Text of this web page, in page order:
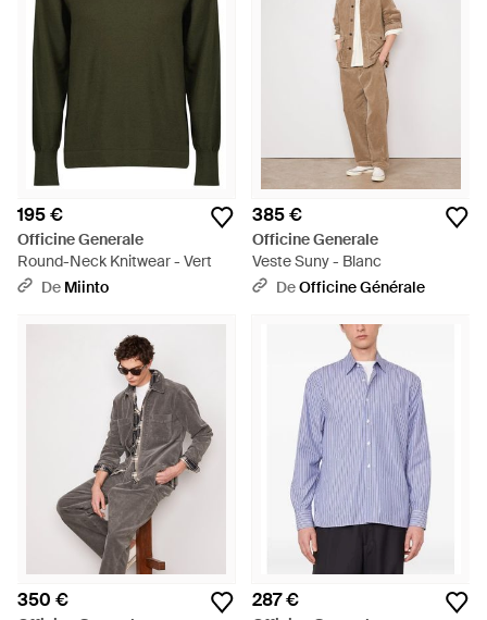
195 €
Officine Generale
Round-Neck Knitwear - Vert
De Miinto
385 €
Officine Generale
Veste Suny - Blanc
DeOfficine Générale
350 € 287 €